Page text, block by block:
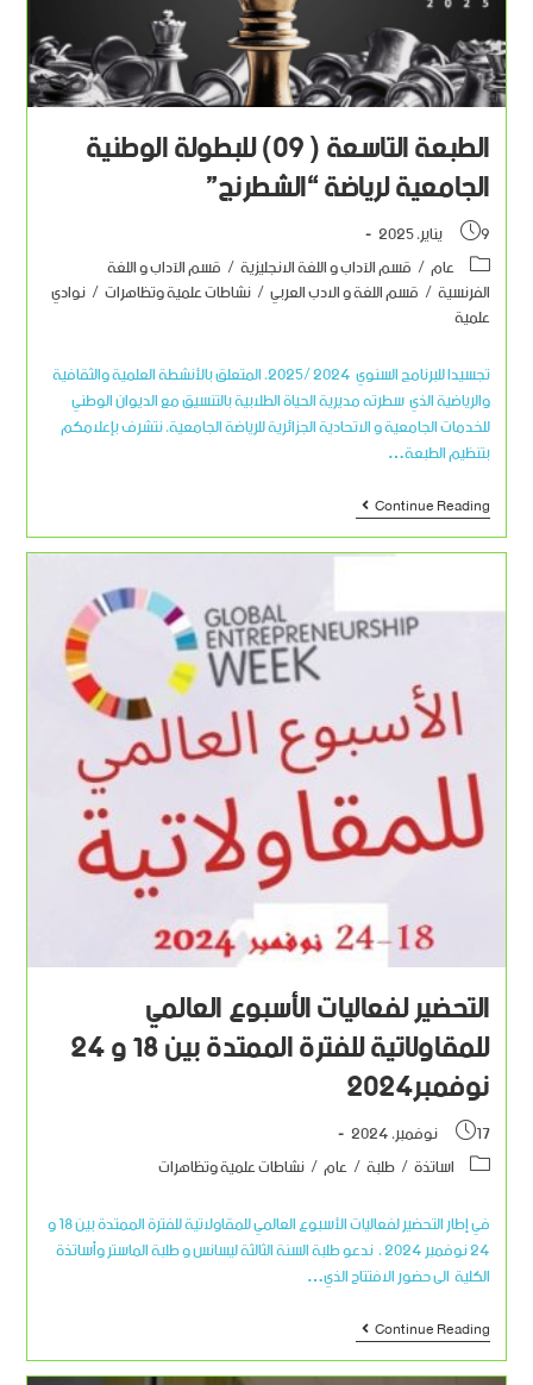
الطبعة التاسعة ( 09) للبطولة الوطنية
الجامعية لرياضة “الشطرنج”
9 يناير، 2025
عام/ قسم الآداب و اللغة الانجليزية/ قسم الآداب و اللغة
الفرنسية/ قسم اللغة و الادب العربي/نشاطات علمية وتظاهرات/نوادي
علمية
تجسيدا للبرنامج السنوي 2024 /2025، المتعلق بالأنشطة العلمية والثقافية
والرياضية الذي سطرته مديرية الحياة الطلابية بالتنسيق مع الديوان الوطني
للخدمات الجامعية و الاتحادية الجزائرية للرياضة الجامعية، نتشرف بإعلامكم
بتنظيم الطبعة…
Continue Reading
التحضير لفعاليات الأسبوع العالمي
للمقاولاتية للفترة الممتدة بين 18 و 24
نوفمبر2024
17 نوفمبر، 2024
اساتذة/طلبة/عام/نشاطات علمية وتظاهرات
في إطار التحضير لفعاليات الأسبوع العالمي للمقاولاتية للفترة الممتدة بين 18 و
24 نوفمبر 2024 ، ندعو طلبة السنة الثالثة ليسانس و طلبة الماستر وأساتذة
الكلية الى حضور الافتتاح الذي…
Continue Reading